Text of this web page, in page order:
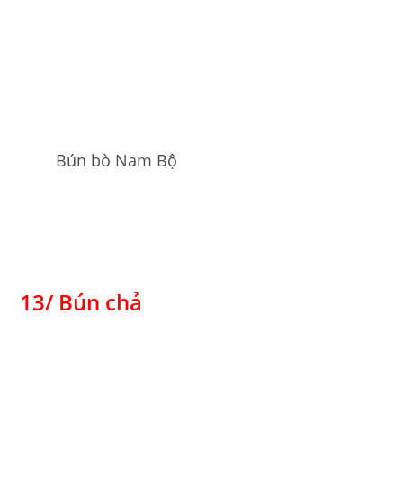
Bún bò Nam Bộ
13/ Bún chả